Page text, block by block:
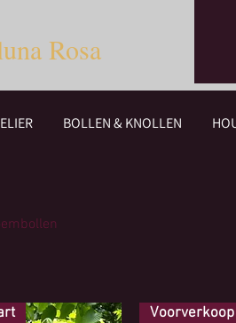
Rosa
BOLLEN & KNOLLEN